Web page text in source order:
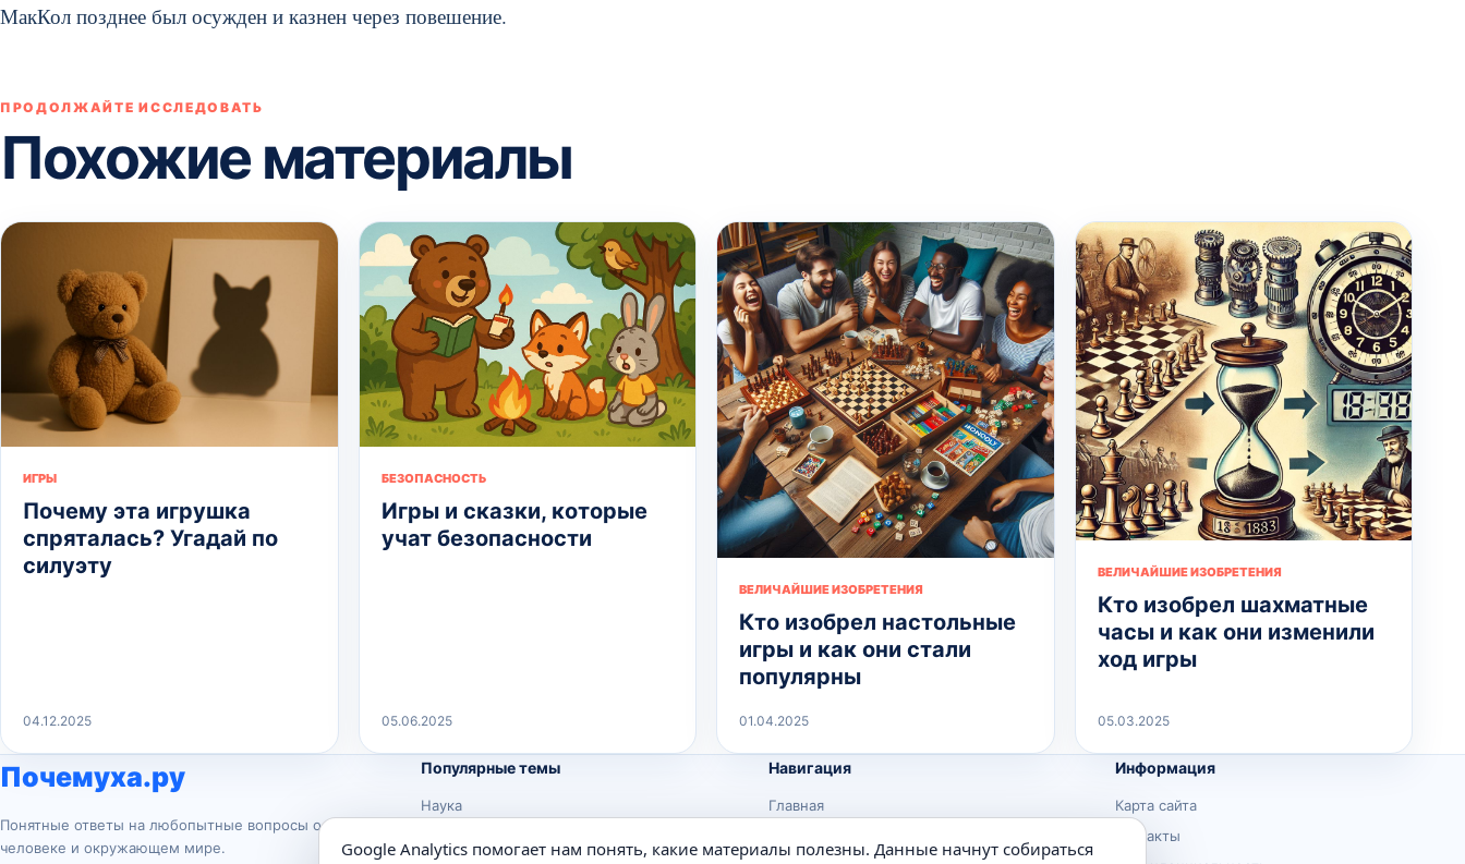
МакКол позднее был осужден и казнен через повешение.
ПРОДОЛЖАЙТЕ ИССЛЕДОВАТЬ
Похожие материалы
ИГРЫ
Почему эта игрушка
спряталась? Угадай по
силуэту
04.12.2025
БЕЗОПАСНОСТЬ
Игры и сказки, которые
учат безопасности
05.06.2025
ВЕЛИЧАЙШИЕ ИЗОБРЕТЕНИЯ
Кто изобрел настольные
игры и как они стали
популярны
01.04.2025
ВЕЛИЧАЙШИЕ ИЗОБРЕТЕНИЯ
Кто изобрел шахматные
часы и как они изменили
ход игры
05.03.2025
Почемуха.ру
Понятные ответы на любопытные вопросы о
человеке и окружающем мире.
Популярные темы
Наука
Навигация
Главная
Информация
Карта сайта
Контакты
Google Analytics помогает нам понять, какие материалы полезны. Данные начнут собираться